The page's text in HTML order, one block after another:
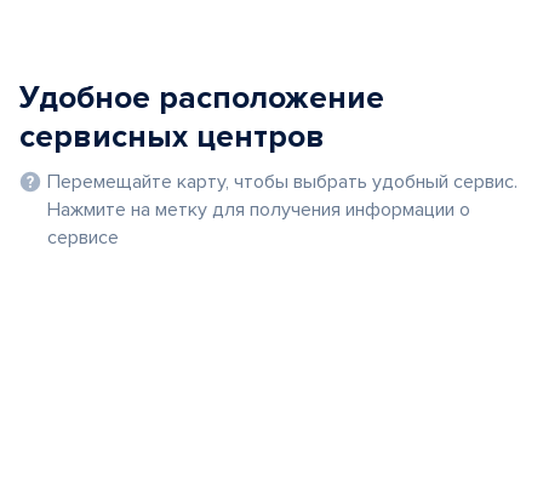
Удобное расположение
сервисных центров
Перемещайте карту, чтобы выбрать удобный сервис.
Нажмите на метку для получения информации о
сервисе